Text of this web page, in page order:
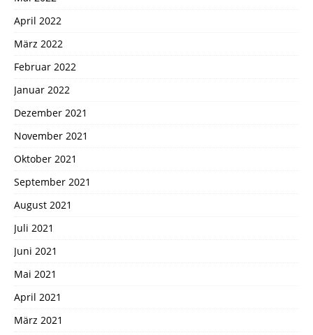
April 2022
März 2022
Februar 2022
Januar 2022
Dezember 2021
November 2021
Oktober 2021
September 2021
August 2021
Juli 2021
Juni 2021
Mai 2021
April 2021
März 2021